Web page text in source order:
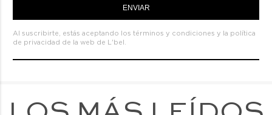
ENVIAR
Al suscribirte, estás aceptando los términos y condiciones y la política
de privacidad de la web de L'bel.